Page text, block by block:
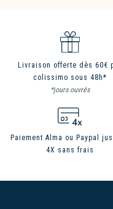
Livraison offerte dès 60€
colissimo sous 48h*
*jours ouvrés
Paiement Alma ou Paypal
4X sans frais